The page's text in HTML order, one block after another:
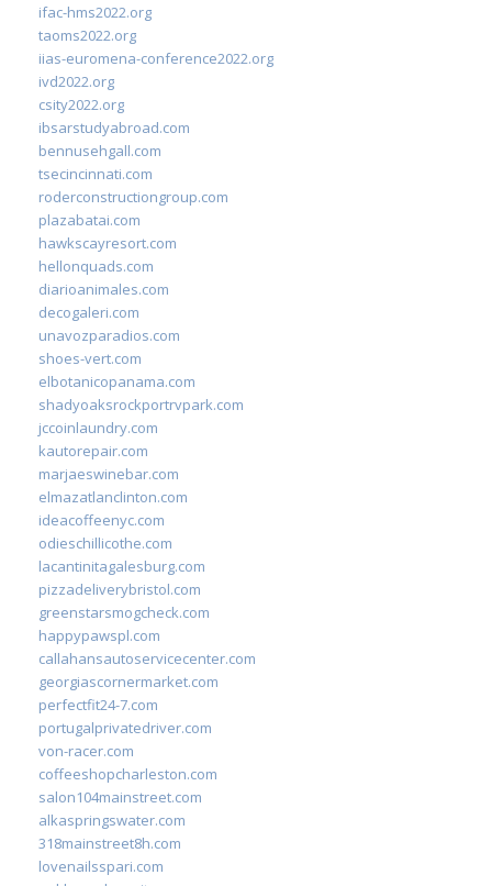
ifac-hms2022.org
taoms2022.org
iias-euromena-conference2022.org
ivd2022.org
csity2022.org
ibsarstudyabroad.com
bennusehgall.com
tsecincinnati.com
roderconstructiongroup.com
plazabatai.com
hawkscayresort.com
hellonquads.com
diarioanimales.com
decogaleri.com
unavozparadios.com
shoes-vert.com
elbotanicopanama.com
shadyoaksrockportrvpark.com
jccoinlaundry.com
kautorepair.com
marjaeswinebar.com
elmazatlanclinton.com
ideacoffeenyc.com
odieschillicothe.com
lacantinitagalesburg.com
pizzadeliverybristol.com
greenstarsmogcheck.com
happypawspl.com
callahansautoservicecenter.com
georgiascornermarket.com
perfectfit24-7.com
portugalprivatedriver.com
von-racer.com
coffeeshopcharleston.com
salon104mainstreet.com
alkaspringswater.com
318mainstreet8h.com
lovenailsspari.com